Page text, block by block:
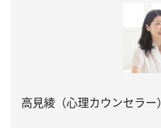
高見綾（心理カウンセラー）